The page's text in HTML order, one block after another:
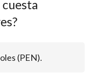
cuesta
(PEN).